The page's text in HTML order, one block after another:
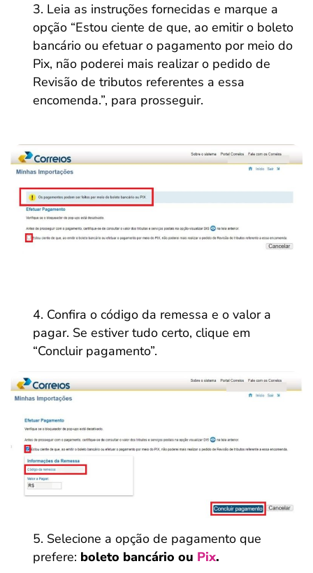
Leia as instruções fornecidas e marque a
opção “Estou ciente de que, ao emitir o boleto
bancário ou efetuar o pagamento por meio do
Pix, não poderei mais realizar o pedido de
Revisão de tributos referentes a essa
encomenda.”, para prosseguir.
Confira o código da remessa e o valor a
pagar. Se estiver tudo certo, clique em
“Concluir pagamento”.
Selecione a opção de pagamento que
prefere: boleto bancário ou Pix.